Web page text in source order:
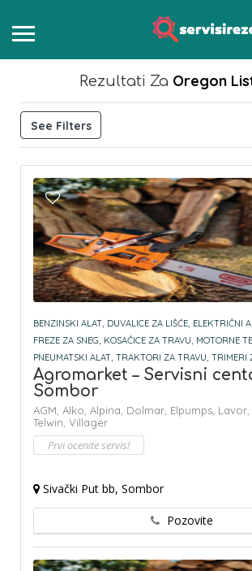
Rezultati Za Oregon
See Filters
BENZINSKI ALAT, DUVALICE ZA LIŠĆE, ELEKTRIČNI
FREZE ZA SNEG, KOSAČICE ZA TRAVU, MOTORNE
PNEUMATSKI ALAT, TRAKTORI ZA TRAVU, TRIMERI
Agromarket – Servisni
Sombor
AGM, Alko, Alpina, Dolmar, Elpumps, Lavor,
Telwin, Villager
Prvi ocenite servis!
Sivački Put bb, Sombor
Pozovite